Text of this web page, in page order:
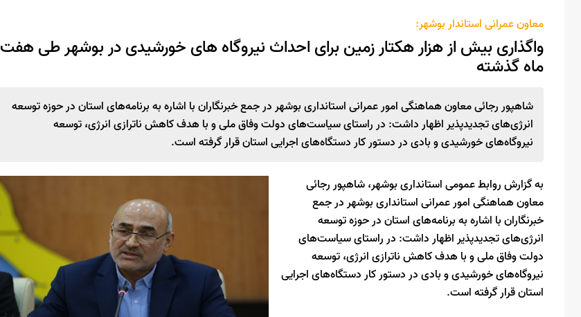
معاون عمرانی استاندار بوشهر:
واگذاری بیش از هزار هکتار زمین برای احداث نیروگاه های خورشیدی در بوشهر طی هفت
ماه گذشته
شاهپور رجائی معاون هماهنگی امور عمرانی استانداری بوشهر در جمع خبرنگاران با اشاره به برنامه‌های استان در حوزه توسعه
انرژی‌های تجدیدپذیر اظهار داشت: در راستای سیاست‌های دولت وفاق ملی و با هدف کاهش ناترازی انرژی، توسعه
نیروگاه‌های خورشیدی و بادی در دستور کار دستگاه‌های اجرایی استان قرار گرفته است.
به گزارش روابط عمومی استانداری بوشهر، شاهپور رجائی
معاون هماهنگی امور عمرانی استانداری بوشهر در جمع
خبرنگاران با اشاره به برنامه‌های استان در حوزه توسعه
انرژی‌های تجدیدپذیر اظهار داشت: در راستای سیاست‌های
دولت وفاق ملی و با هدف کاهش ناترازی انرژی، توسعه
نیروگاه‌های خورشیدی و بادی در دستور کار دستگاه‌های اجرایی
استان قرار گرفته است.